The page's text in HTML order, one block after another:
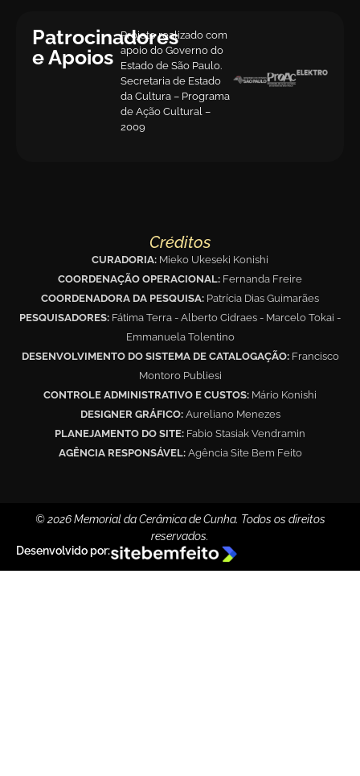
Patrocinadores
e Apoios
Projeto realizado com
apoio do Governo do
Estado de São Paulo.
Secretaria de Estado
da Cultura – Programa
de Ação Cultural –
2009
Créditos
CURADORIA: Mieko Ukeseki Konishi
COORDENAÇÃO OPERACIONAL: Fernanda Freire
COORDENADORA DA PESQUISA: Patrícia Dias Guimarães
PESQUISADORES: Fátima Terra - Alberto Cidraes - Marcelo Tokai -
Emmanuela Tolentino
DESENVOLVIMENTO DO SISTEMA DE CATALOGAÇÃO: Francisco
Montoro Publiesi
CONTROLE ADMINISTRATIVO E CUSTOS: Mário Konishi
DESIGNER GRÁFICO:Aureliano Menezes
PLANEJAMENTO DO SITE: Fabio Stasiak Vendramin
AGÊNCIA RESPONSÁVEL:Agência Site Bem Feito
© 2026 Memorial da Cerâmica de Cunha. Todos os direitos
reservados.
Desenvolvido por: